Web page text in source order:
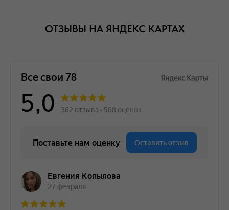
ОТЗЫВЫ НА ЯНДЕКС КАРТАХ